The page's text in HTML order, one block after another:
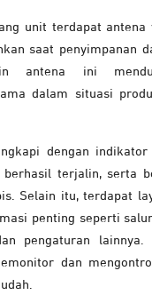
unit terdapat antena
saat penyimpanan
antena ini
dalam situasi
dengan indikator
terjalin, serta
Selain itu, terdapat
penting seperti
pengaturan
dan